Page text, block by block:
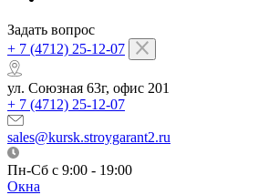
Задать вопрос
+ 7 (4712) 25-12-07
ул. Союзная 63г, офис 201
+ 7 (4712) 25-12-07
sales@kursk.stroygarant2.ru
Пн-Сб с 9:00 - 19:00
Окна